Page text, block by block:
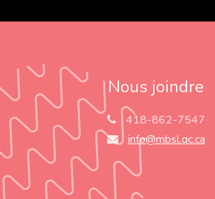
Nous joindre
418-862-7547
info@mbsl.qc.ca